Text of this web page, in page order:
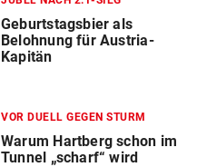
Geburtstagsbier als
Belohnung für Austria-
Kapitän
VOR DUELL GEGEN STURM
Warum Hartberg schon im
Tunnel „scharf“ wird